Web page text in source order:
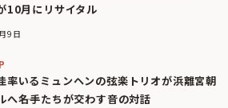
10月にリサイタル
9日
率いるミュンヘンの弦楽トリオが浜離宮朝
へ――名手たちが交わす音の対話